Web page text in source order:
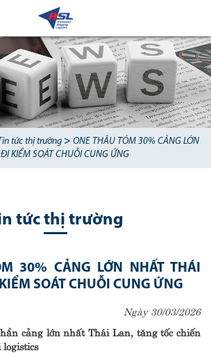
tức thị trường > ONE THÂU TÓM 30% CẢNG LỚN
KIỂM SOÁT CHUỖI CUNG ỨNG
tức thị trường
30% CẢNG LỚN NHẤT THÁI
SOÁT CHUỖI CUNG ỨNG
Ngày 30/03/2026
cảng lớn nhất Thái Lan, tăng tốc chiến